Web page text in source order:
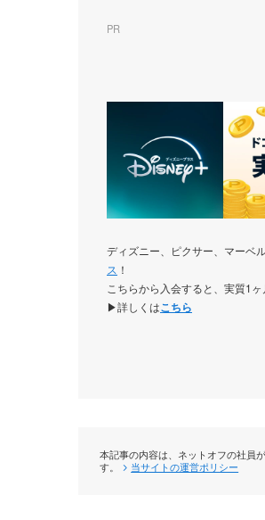
PR
ディズニー、ピクサー、マーベ
ス ！
こちらから入会すると、実質1
▶詳しくはこちら
本記事の内容は、ネットオフの社員
す。
当サイトの運営ポリシー